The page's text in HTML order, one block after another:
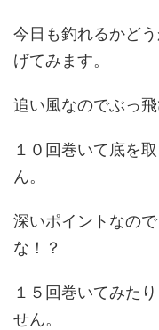
今日も釣れるかど
げてみます。
追い風なのでぶっ飛
１０回巻いて底を
ん。
深いポイントなの
な！？
１５回巻いてみた
せん。